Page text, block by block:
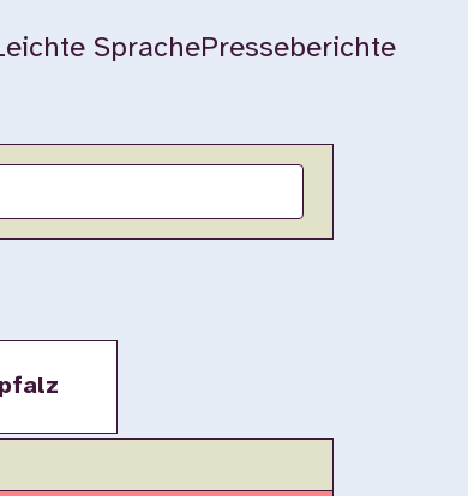
SprachePresseberichte